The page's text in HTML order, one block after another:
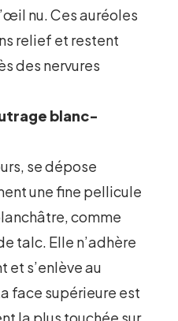
nu. Ces auréoles
relief et restent
des nervures
blanc-
se dépose
une fine pellicule
comme
talc. Elle n’adhère
et s’enlève au
face supérieure est